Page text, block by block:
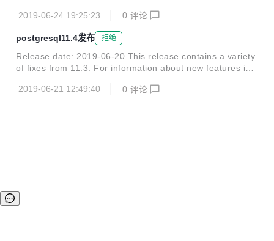
ews） 树莓派的每一次迭代，都会引入一些新的卖点，比如 6
4 位处理器、802.11ac 双频 Wi-Fi、以及通过 HAT 的以太网
供电（PoE）。 今天发布的树莓派 4，不仅在计算和多媒体性
能上有所提升，还采用了运行频率为 1.5GHz 的四核 ARM Co
rtex-A72 处理器、千兆以太网、蓝牙 5.0、以及 USB 3.0 连
2019-06-24 19:25:23 0 评论
postgresql11.4发布 拒绝
Release date: 2019-06-20 This release contains a variety
of fixes from 11.3. For information about new features in
sion 11.4 A dump/restore is not required for those running
2019-06-21 12:49:40 0 评论